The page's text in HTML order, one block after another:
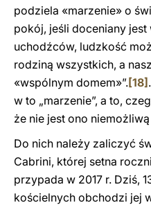
podziela «marzenie» o
pokój, jeśli doceniany jest
uchodźców, ludzkość
rodziną wszystkich, a
«wspólnym domem»”.[18]
w to „marzenie”, a to,
że nie jest ono
Do nich należy zaliczyć
Cabrini, której setna
przypada w 2017 r. Dziś,
kościelnych obchodzi jej